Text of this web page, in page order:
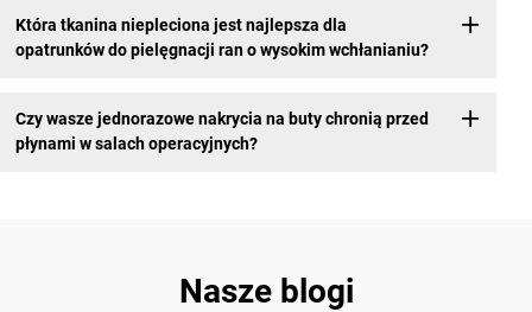
Która tkanina niepleciona jest najlepsza dla
opatrunków do pielęgnacji ran o wysokim wchłanianiu?
Czy wasze jednorazowe nakrycia na buty chronią przed
płynami w salach operacyjnych?
Nasze blogi